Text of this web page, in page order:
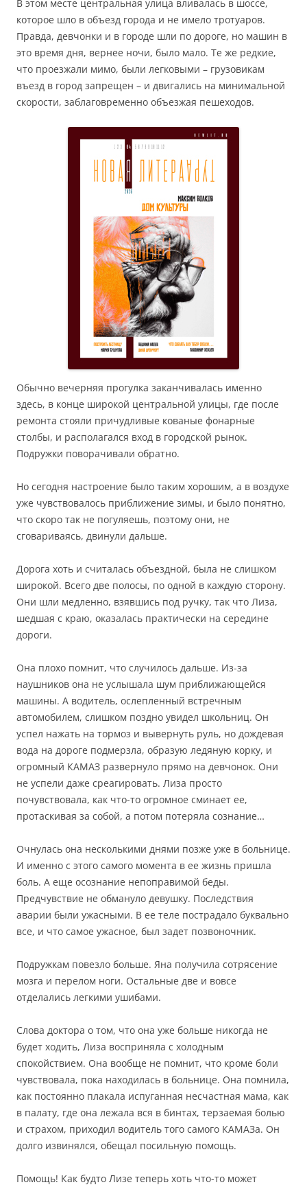
В этом месте центральная улица вливалась в шоссе,
которое шло в объезд города и не имело тротуаров.
Правда, девчонки и в городе шли по дороге, но машин в
это время дня, вернее ночи, было мало. Те же редкие,
что проезжали мимо, были легковыми – грузовикам
въезд в город запрещен – и двигались на минимальной
скорости, заблаговременно объезжая пешеходов.
Обычно вечерняя прогулка заканчивалась именно
здесь, в конце широкой центральной улицы, где после
ремонта стояли причудливые кованые фонарные
столбы, и располагался вход в городской рынок.
Подружки поворачивали обратно.
Но сегодня настроение было таким хорошим, а в воздухе
уже чувствовалось приближение зимы, и было понятно,
что скоро так не погуляешь, поэтому они, не
сговариваясь, двинули дальше.
Дорога хоть и считалась объездной, была не слишком
широкой. Всего две полосы, по одной в каждую сторону.
Они шли медленно, взявшись под ручку, так что Лиза,
шедшая с краю, оказалась практически на середине
дороги.
Она плохо помнит, что случилось дальше. Из-за
наушников она не услышала шум приближающейся
машины. А водитель, ослепленный встречным
автомобилем, слишком поздно увидел школьниц. Он
успел нажать на тормоз и вывернуть руль, но дождевая
вода на дороге подмерзла, образую ледяную корку, и
огромный КАМАЗ развернуло прямо на девчонок. Они
не успели даже среагировать. Лиза просто
почувствовала, как что-то огромное сминает ее,
протаскивая за собой, а потом потеряла сознание…
Очнулась она несколькими днями позже уже в больнице.
И именно с этого самого момента в ее жизнь пришла
боль. А еще осознание непоправимой беды.
Предчувствие не обмануло девушку. Последствия
аварии были ужасными. В ее теле пострадало буквально
все, и что самое ужасное, был задет позвоночник.
Подружкам повезло больше. Яна получила сотрясение
мозга и перелом ноги. Остальные две и вовсе
отделались легкими ушибами.
Слова доктора о том, что она уже больше никогда не
будет ходить, Лиза восприняла с холодным
спокойствием. Она вообще не помнит, что кроме боли
чувствовала, пока находилась в больнице. Она помнила,
как постоянно плакала испуганная несчастная мама, как
в палату, где она лежала вся в бинтах, терзаемая болью
и страхом, приходил водитель того самого КАМАЗа. Он
долго извинялся, обещал посильную помощь.
Помощь! Как будто Лизе теперь хоть что-то может